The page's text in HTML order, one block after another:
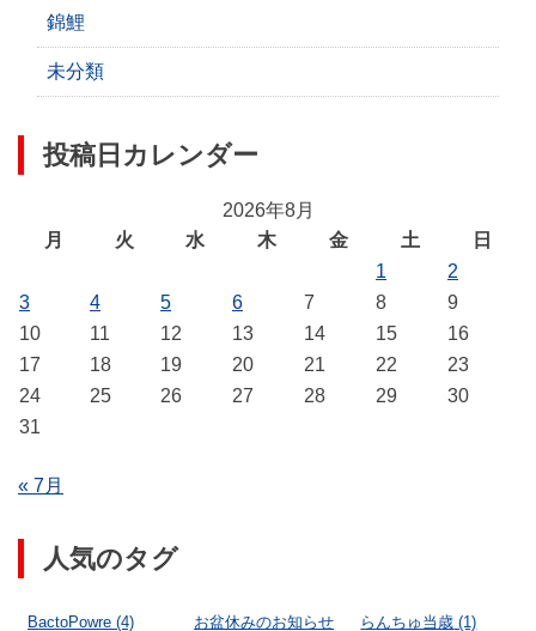
錦鯉
未分類
投稿日カレンダー
2026年8月
月
火 水 木 金 土
日
1
2
3
4 5 6 7 8
9
10
11 12 13 14 15
16
17
18 19 20 21 22
23
24
25 26 27 28 29
30
31
« 7月
人気のタグ
BactoPowre (4)
お盆休みのお知らせ
らんちゅ当歳 (1)